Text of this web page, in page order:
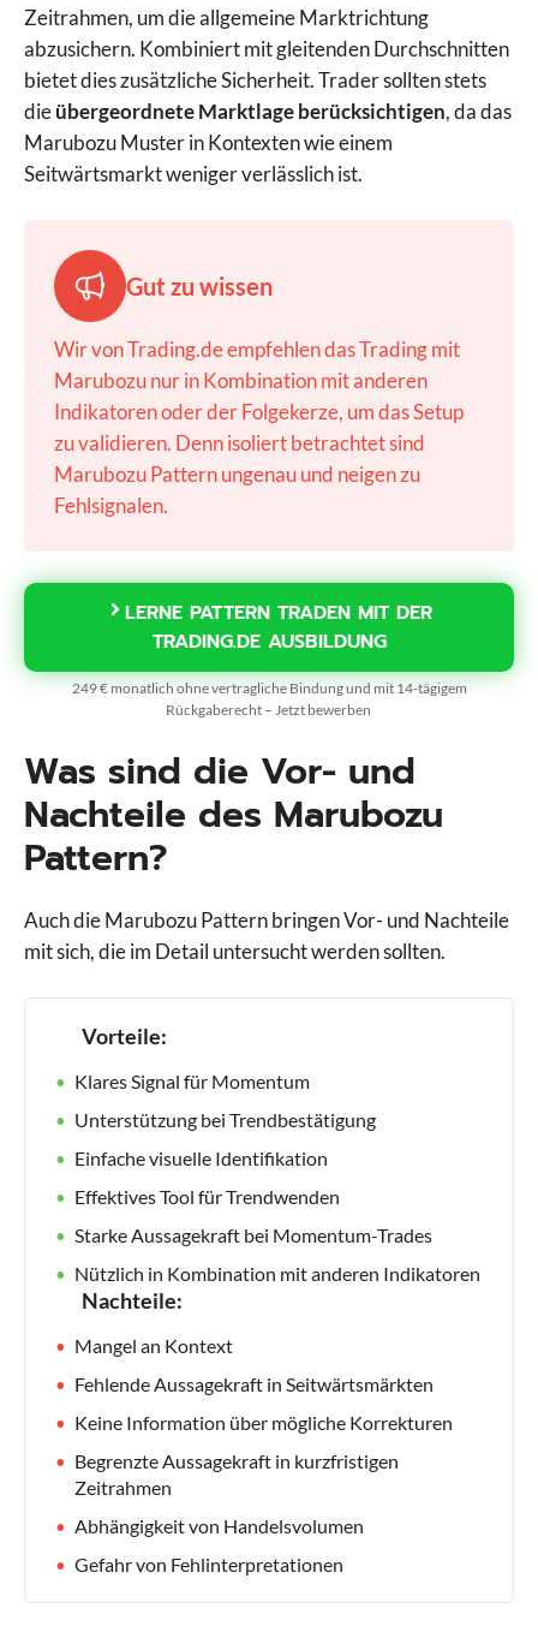
Zeitrahmen, um die allgemeine Marktrichtung
abzusichern. Kombiniert mit gleitenden Durchschnitten
bietet dies zusätzliche Sicherheit. Trader sollten stets
dieübergeordnete Marktlage berücksichtigen, da das
Marubozu Muster in Kontexten wie einem
Seitwärtsmarkt weniger verlässlich ist.
Gut zu wissen
Wir von Trading.de empfehlen das Trading mit
Marubozu nur in Kombination mit anderen
Indikatoren oder der Folgekerze, um das Setup
zu validieren. Denn isoliert betrachtet sind
Marubozu Pattern ungenau und neigen zu
Fehlsignalen.
LERNE PATTERN TRADEN MIT DER
TRADING.DE AUSBILDUNG
249 € monatlich ohne vertragliche Bindung und mit 14-tägigem
Rückgaberecht – Jetzt bewerben
Was sind die Vor- und
Nachteile des Marubozu
Pattern?
Auch die Marubozu Pattern bringen Vor- und Nachteile
mit sich, die im Detail untersucht werden sollten.
Vorteile:
Klares Signal für Momentum
Unterstützung bei Trendbestätigung
Einfache visuelle Identifikation
Effektives Tool für Trendwenden
Starke Aussagekraft bei Momentum-Trades
Nützlich in Kombination mit anderen Indikatoren
Nachteile:
Mangel an Kontext
Fehlende Aussagekraft in Seitwärtsmärkten
Keine Information über mögliche Korrekturen
Begrenzte Aussagekraft in kurzfristigen
Zeitrahmen
Abhängigkeit von Handelsvolumen
Gefahr von Fehlinterpretationen